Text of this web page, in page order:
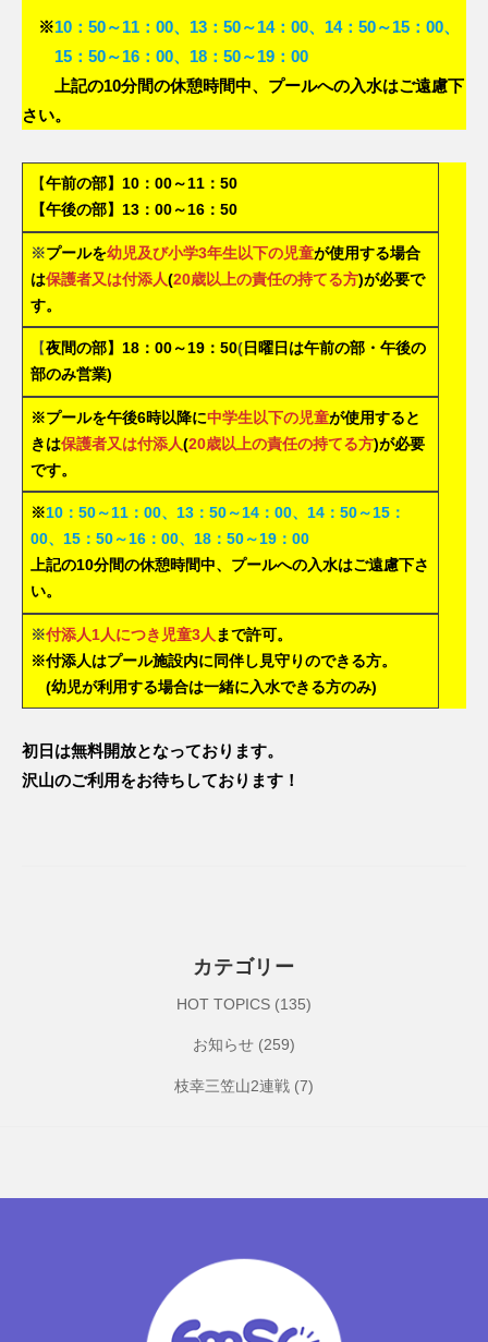
※10：50～11：00、13：50～14：00、14：50～15：00、
15：50～16：00、18：50～19：00
上記の10分間の休憩時間中、プールへの入水はご遠慮下
さい。
【午前の部】10：00～11：50
【午後の部】13：00～16：50
※プールを幼児及び小学3年生以下の児童が使用する場合
は保護者又は付添人(20歳以上の責任の持てる方)が必要で
す。
【夜間の部】18：00～19：50(日曜日は午前の部・午後の
部のみ営業)
※プールを午後6時以降に中学生以下の児童が使用すると
きは保護者又は付添人(20歳以上の責任の持てる方)が必要
です。
※10：50～11：00、13：50～14：00、14：50～15：
00、15：50～16：00、18：50～19：00
上記の10分間の休憩時間中、プールへの入水はご遠慮下さ
い。
※付添人1人につき児童3人 まで許可。
※付添人はプール施設内に同伴し見守りのできる方。
(幼児が利用する場合は一緒に入水できる方のみ)
初日は無料開放となっております。
沢山のご利用をお待ちしております！
カテゴリー
HOT TOPICS (135)
お知らせ (259)
枝幸三笠山2連戦 (7)